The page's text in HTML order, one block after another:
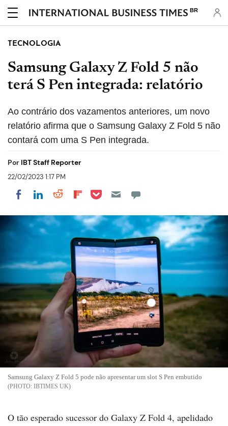
BR
TECNOLOGIA
Samsung Galaxy Z Fold 5 não
terá S Pen integrada: relatório
Ao contrário dos vazamentos anteriores, um novo
relatório afirma que o Samsung Galaxy Z Fold 5 não
contará com uma S Pen integrada.
Por IBT Staff Reporter
22/02/2023 1:17 PM
Share on Facebook
Share on LinkedIn
Share on Reddit
Share on Flipboard
Share on Pocket
Samsung Galaxy Z Fold 5 pode não apresentar um slot S Pen embutido
IBTIMES UK
O tão esperado sucessor do Galaxy Z Fold 4, apelidado